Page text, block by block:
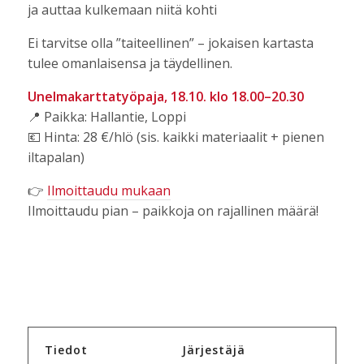
ja auttaa kulkemaan niitä kohti
Ei tarvitse olla ”taiteellinen” – jokaisen kartasta
tulee omanlaisensa ja täydellinen.
Unelmakarttatyöpaja, 18.10. klo 18.00–20.30
📍 Paikka: Hallantie, Loppi
💶 Hinta: 28 €/hlö (sis. kaikki materiaalit + pienen
iltapalan)
👉 Ilmoittaudu mukaan
Ilmoittaudu pian – paikkoja on rajallinen määrä!
Tiedot Järjestäjä